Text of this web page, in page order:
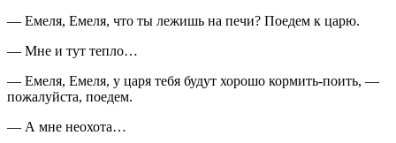
— Емеля, Емеля, что ты лежишь на печи? Поедем к царю.
— Мне и тут тепло…
— Емеля, Емеля, у царя тебя будут хорошо кормить-поить, —
пожалуйста, поедем.
— А мне неохота…